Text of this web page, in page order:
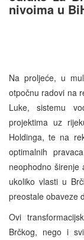
nivoima u
Na proljeće, u
otpočnu radovi na
Luke, sistemu
projektima uz
Holdinga, te na
optimalnih
neophodno širenje
ukoliko vlasti u
preostale obaveze
Ovi
Brčkog, nego i